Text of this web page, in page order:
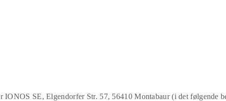
IONOS SE, Elgendorfer Str. 57, 56410 Montabaur (i det følgende